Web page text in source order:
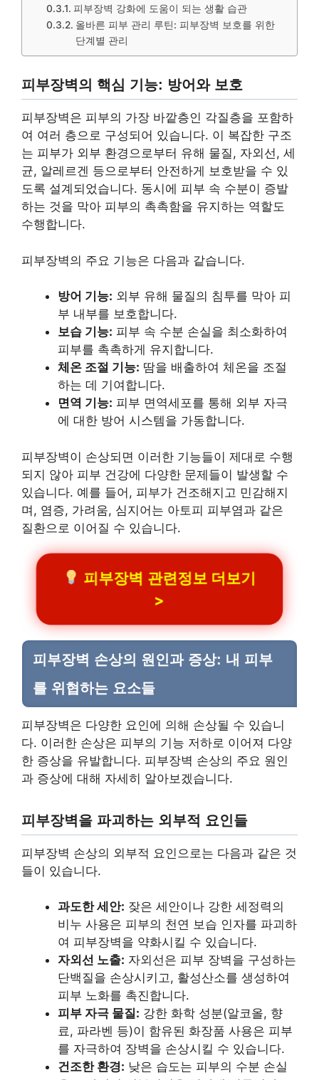
피부장벽 강화에 도움이 되는 생활 습관
올바른 피부 관리 루틴: 피부장벽 보호를 위한
단계별 관리
피부장벽의 핵심 기능: 방어와 보호
피부장벽은 피부의 가장 바깥층인 각질층을 포함하
여 여러 층으로 구성되어 있습니다. 이 복잡한 구조
는 피부가 외부 환경으로부터 유해 물질, 자외선, 세
균, 알레르겐 등으로부터 안전하게 보호받을 수 있
도록 설계되었습니다. 동시에 피부 속 수분이 증발
하는 것을 막아 피부의 촉촉함을 유지하는 역할도
수행합니다.
피부장벽의 주요 기능은 다음과 같습니다.
방어 기능: 외부 유해 물질의 침투를 막아 피
부 내부를 보호합니다.
보습 기능: 피부 속 수분 손실을 최소화하여
피부를 촉촉하게 유지합니다.
체온 조절 기능: 땀을 배출하여 체온을 조절
하는 데 기여합니다.
면역 기능: 피부 면역세포를 통해 외부 자극
에 대한 방어 시스템을 가동합니다.
피부장벽이 손상되면 이러한 기능들이 제대로 수행
되지 않아 피부 건강에 다양한 문제들이 발생할 수
있습니다. 예를 들어, 피부가 건조해지고 민감해지
며, 염증, 가려움, 심지어는 아토피 피부염과 같은
질환으로 이어질 수 있습니다.
피부장벽 관련정보 더보기
>
피부장벽 손상의 원인과 증상: 내 피부
를 위협하는 요소들
피부장벽은 다양한 요인에 의해 손상될 수 있습니
다. 이러한 손상은 피부의 기능 저하로 이어져 다양
한 증상을 유발합니다. 피부장벽 손상의 주요 원인
과 증상에 대해 자세히 알아보겠습니다.
피부장벽을 파괴하는 외부적 요인들
피부장벽 손상의 외부적 요인으로는 다음과 같은 것
들이 있습니다.
과도한 세안: 잦은 세안이나 강한 세정력의
비누 사용은 피부의 천연 보습 인자를 파괴하
여 피부장벽을 약화시킬 수 있습니다.
자외선 노출: 자외선은 피부 장벽을 구성하는
단백질을 손상시키고, 활성산소를 생성하여
피부 노화를 촉진합니다.
피부 자극 물질: 강한 화학 성분(알코올, 향
료, 파라벤 등)이 함유된 화장품 사용은 피부
를 자극하여 장벽을 손상시킬 수 있습니다.
건조한 환경: 낮은 습도는 피부의 수분 손실